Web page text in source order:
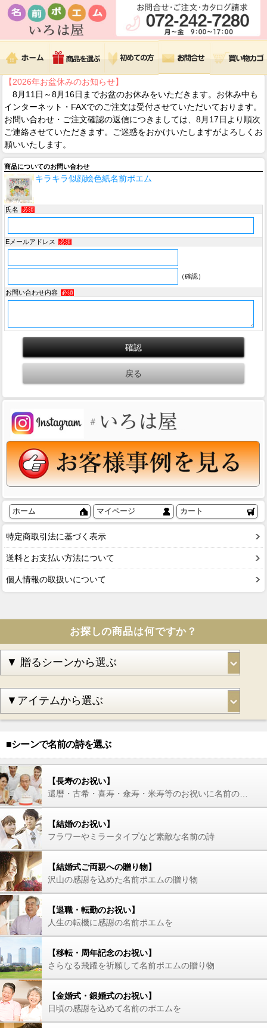
【2026年お盆休みのお知らせ】
8月11日～8月16日までお盆のお休みをいただきます。お休み中も
インターネット・FAXでのご注文は受付させていただいております。
お問い合わせ・ご注文確認の返信につきましては、8月17日より順次
ご連絡させていただきます。ご迷惑をおかけいたしますがよろしくお
願いいたします。
商品についてのお問い合わせ
キラキラ似顔絵色紙名前ポエム
氏名 必須
Eメールアドレス 必須
（確認）
お問い合わせ内容 必須
ホーム マイページ カート
特定商取引法に基づく表示
送料とお支払い方法について
個人情報の取扱いについて
お探しの商品は何ですか？
■シーンで名前の詩を選ぶ
【長寿のお祝い】
【結婚のお祝い】
フラワーやミラータイプなど素敵な名前の詩
【結婚式ご両親への贈り物】
沢山の感謝を込めた名前ポエムの贈り物
【退職・転勤のお祝い】
人生の転機に感謝の名前ポエムを
【移転・周年記念のお祝い】
さらなる飛躍を祈願して名前ポエムの贈り物
【金婚式・銀婚式のお祝い】
日頃の感謝を込めて名前のポエムを